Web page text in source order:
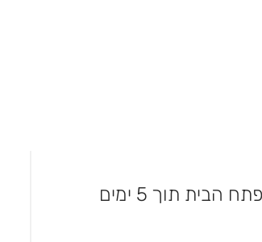
לא מחכים – המשלוח מגיע עד פתח הבית תוך 5 ימים